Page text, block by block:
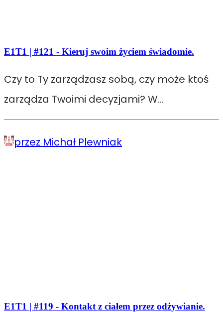
E1T1 | #121 - Kieruj swoim życiem świadomie.
Czy to Ty zarządzasz sobą, czy może ktoś
zarządza Twoimi decyzjami? W…
przez Michał Plewniak
E1T1 | #119 - Kontakt z ciałem przez odżywianie.